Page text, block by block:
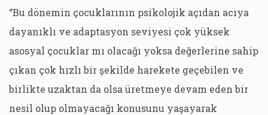
“Bu dönemin çocuklarının psikolojik açıdan acıya
dayanıklı ve adaptasyon seviyesi çok yüksek
asosyal çocuklar mı olacağı yoksa değerlerine sahip
çıkan çok hızlı bir şekilde harekete geçebilen ve
birlikte uzaktan da olsa üretmeye devam eden bir
nesil olup olmayacağı konusunu yaşayarak